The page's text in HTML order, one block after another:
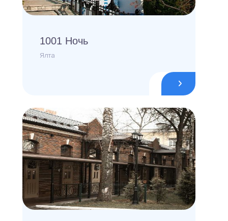
1001 Ночь
Ялта